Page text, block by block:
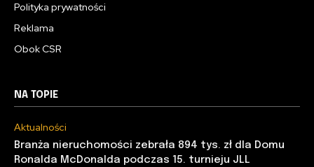
Polityka prywatności
Reklama
Obok CSR
NA TOPIE
Aktualności
Branża nieruchomości zebrała 894 tys. zł dla Domu
Ronalda McDonalda podczas 15. turnieju JLL